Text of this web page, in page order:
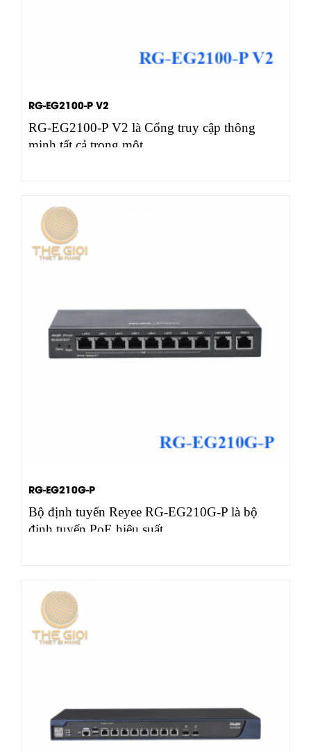
RG-EG2100-P V2
RG-EG2100-P V2 là Cổng truy cập thông
minh tất cả trong một…
RG-EG210G-P
Bộ định tuyến Reyee RG-EG210G-P là bộ
định tuyến PoE hiệu suất…